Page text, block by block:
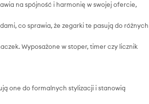
na spójność i harmonię w swojej ofercie,
co sprawia, że zegarki te pasują do różnych
Wyposażone w stoper, timer czy licznik
one do formalnych stylizacji i stanowią